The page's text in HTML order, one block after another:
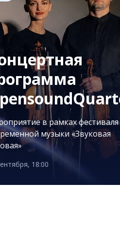
в рамках фестиваля
музыки «Звуковая
18:00